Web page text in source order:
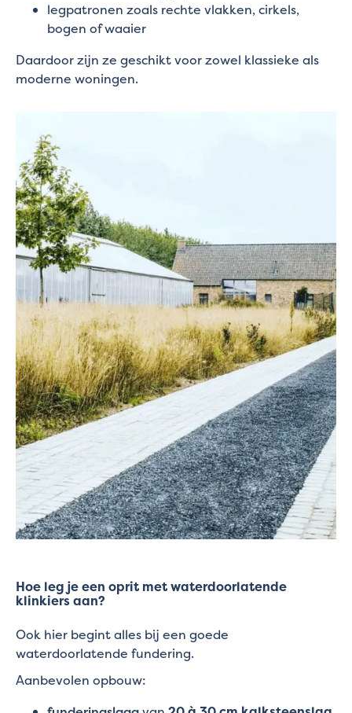
legpatronen zoals rechte vlakken, cirkels,
bogen of waaier
Daardoor zijn ze geschikt voor zowel klassieke als
moderne woningen.
Hoe leg je een oprit met waterdoorlatende
klinkiers aan?
Ook hier begint alles bij een goede
waterdoorlatende fundering.
Aanbevolen opbouw: